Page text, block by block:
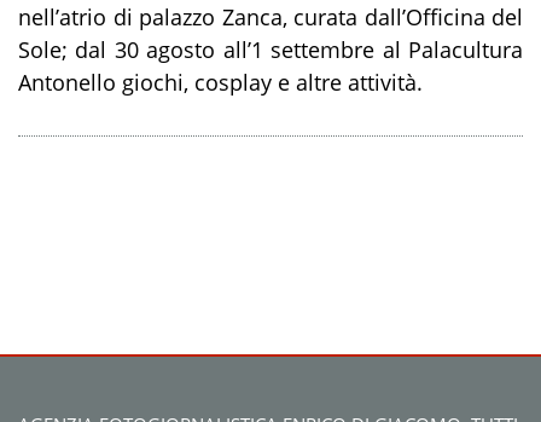
nell’atrio di palazzo Zanca, curata dall’Officina del
Sole; dal 30 agosto all’1 settembre al Palacultura
Antonello giochi, cosplay e altre attività.